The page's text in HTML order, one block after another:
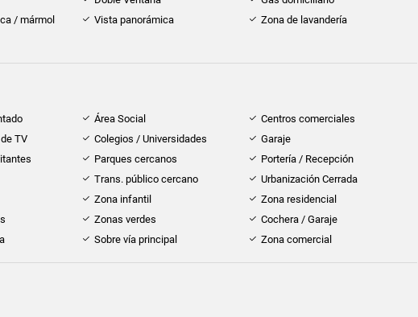
/ mármol
Vista panorámica
Zona de lavandería
Área Social
Centros comerciales
TV
Colegios / Universidades
Garaje
Parques cercanos
Portería / Recepción
Trans. público cercano
Urbanización Cerrada
Zona infantil
Zona residencial
Zonas verdes
Cochera / Garaje
Sobre vía principal Zona comercial